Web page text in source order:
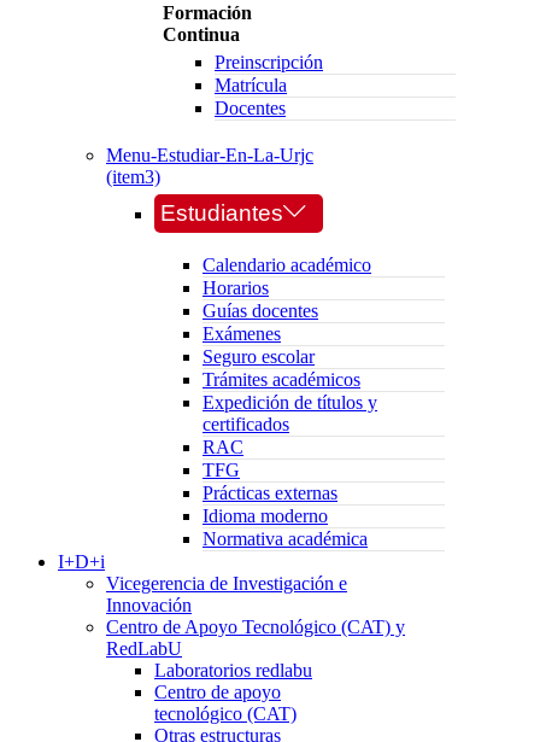
Formación
Continua
Preinscripción
Matrícula
Docentes
Menu-Estudiar-En-La-Urjc
(item3)
Estudiantes
Calendario académico
Horarios
Guías docentes
Exámenes
Seguro escolar
Trámites académicos
Expedición de títulos y
certificados
RAC
TFG
Prácticas externas
Idioma moderno
Normativa académica
I+D+i
Vicegerencia de Investigación e
Innovación
Centro de Apoyo Tecnológico (CAT) y
RedLabU
Laboratorios redlabu
Centro de apoyo
tecnológico (CAT)
Otras estructuras